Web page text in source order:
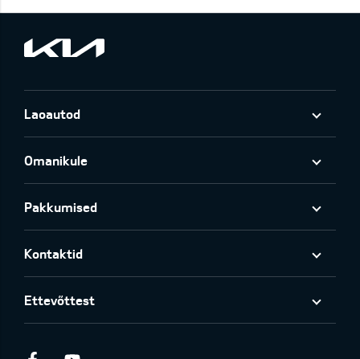
Laoautod
Omanikule
Pakkumised
Kontaktid
Ettevõttest